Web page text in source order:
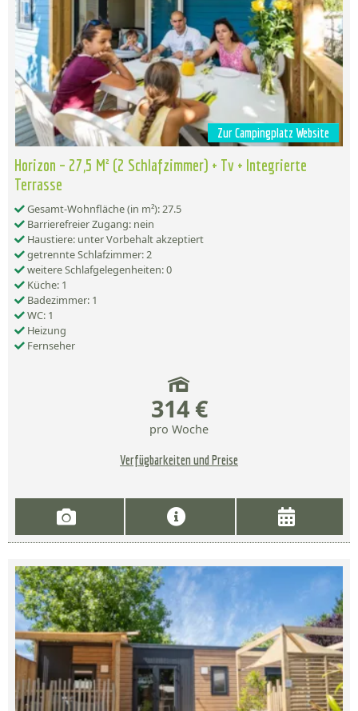
Zur Campingplatz Website
Horizon – 27,5 M² (2 Schlafzimmer) + Tv + Integrierte
Terrasse
Gesamt-Wohnfläche (in m²): 27.5
Barrierefreier Zugang: nein
Haustiere: unter Vorbehalt akzeptiert
getrennte Schlafzimmer: 2
weitere Schlafgelegenheiten: 0
Küche: 1
Badezimmer: 1
WC: 1
Heizung
Fernseher
314 €
pro Woche
Verfügbarkeiten und Preise